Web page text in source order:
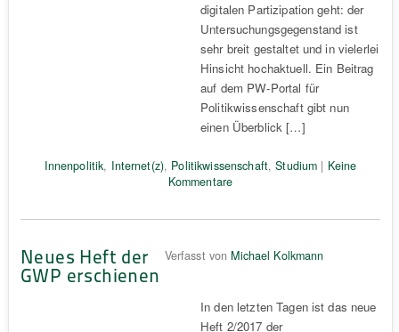
digitalen Partizipation geht: der
Untersuchungsgegenstand ist
sehr breit gestaltet und in vielerlei
Hinsicht hochaktuell. Ein Beitrag
auf dem PW-Portal für
Politikwissenschaft gibt nun
einen Überblick […]
Innenpolitik, Internet(z), Politikwissenschaft,Studium | Keine
Kommentare
Neues Heft der
GWP erschienen
Verfasst von Michael Kolkmann
In den letzten Tagen ist das neue
Heft 2/2017 der